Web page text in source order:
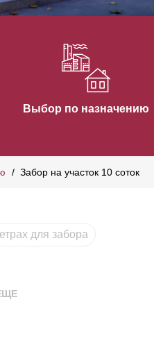
Выбор по назначению
Забор на участок 10 соток
для забора
соток